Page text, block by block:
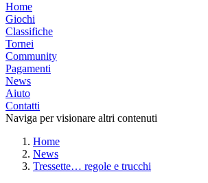
Home
Giochi
Classifiche
Tornei
Community
Pagamenti
News
Aiuto
Contatti
Naviga per visionare altri contenuti
Home
News
Tressette… regole e trucchi